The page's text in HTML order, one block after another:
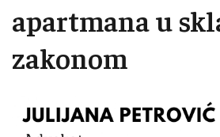
apartmana u
zakonom